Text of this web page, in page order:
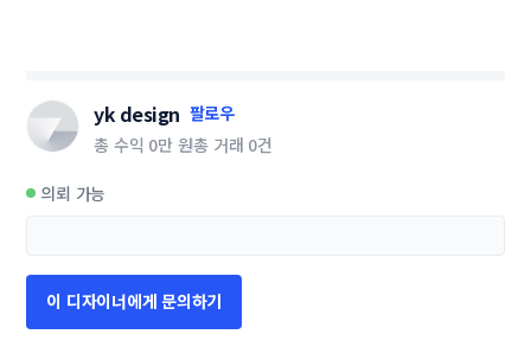
yk design 팔로우
총 수익 0만 원총 거래 0건
의뢰 가능
이 디자이너에게 문의하기